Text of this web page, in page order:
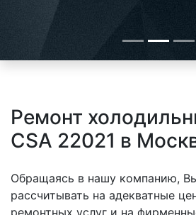
Ремонт
CSA 22021 в
Обращаясь в нашу компанию,
рассчитывать на адекватные
ремонтных услуг и на